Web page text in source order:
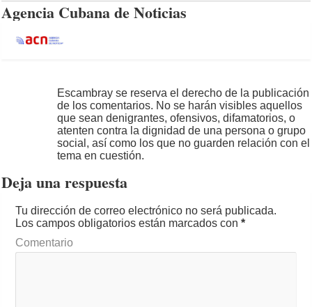
Agencia Cubana de Noticias
Escambray se reserva el derecho de la publicación
de los comentarios. No se harán visibles aquellos
que sean denigrantes, ofensivos, difamatorios, o
atenten contra la dignidad de una persona o grupo
social, así como los que no guarden relación con el
tema en cuestión.
Deja una respuesta
Tu dirección de correo electrónico no será publicada.
Los campos obligatorios están marcados con*
Comentario